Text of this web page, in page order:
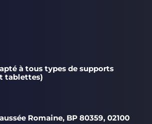
à tous types de supports
tablettes)
Romaine, BP 80359, 02100